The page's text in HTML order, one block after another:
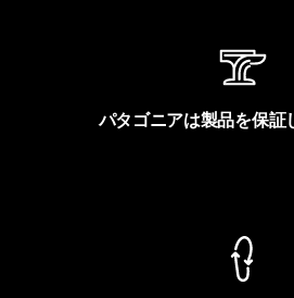
パタゴニアは製品を保証